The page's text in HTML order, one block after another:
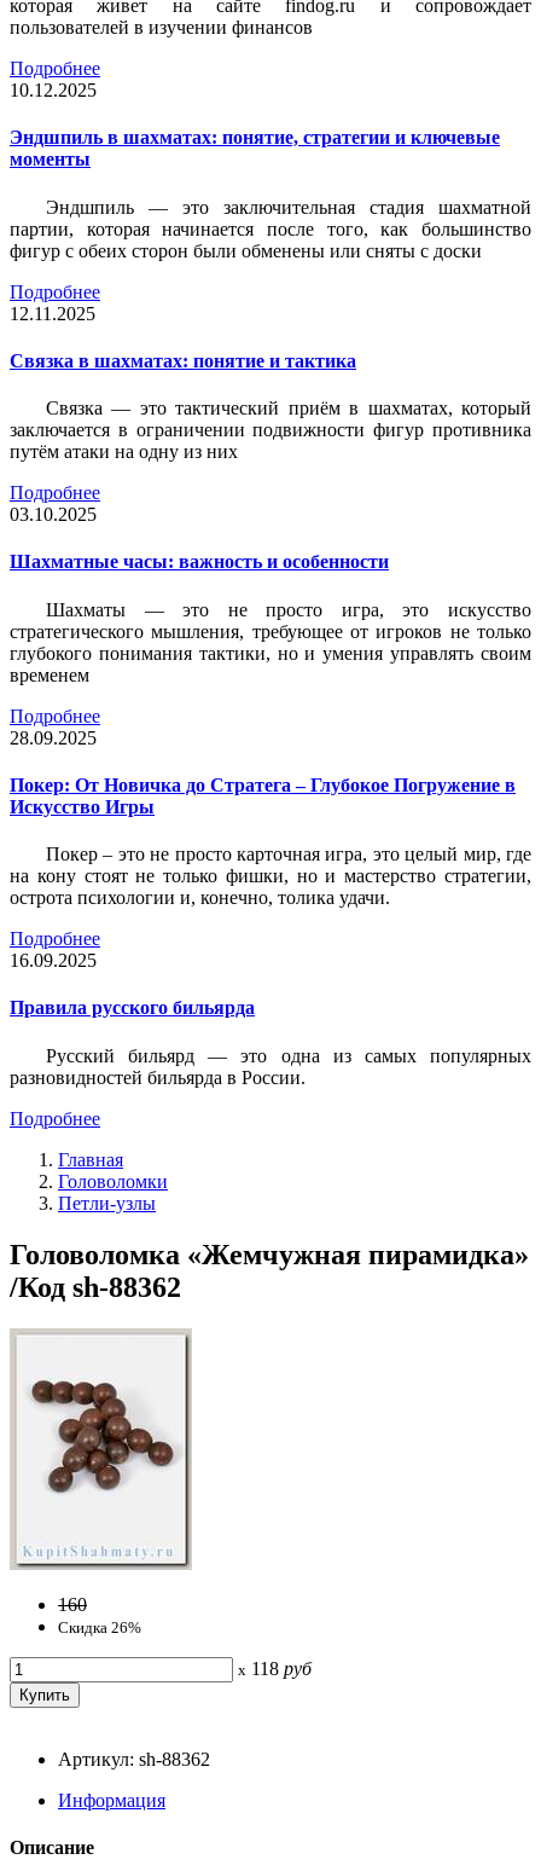
которая живет на сайте findog.ru и сопровождает
пользователей в изучении финансов
Подробнее
10.12.2025
Эндшпиль в шахматах: понятие, стратегии и ключевые
моменты
Эндшпиль — это заключительная стадия шахматной
партии, которая начинается после того, как большинство
фигур с обеих сторон были обменены или сняты с доски
Подробнее
12.11.2025
Связка в шахматах: понятие и тактика
Связка — это тактический приём в шахматах, который
заключается в ограничении подвижности фигур противника
путём атаки на одну из них
Подробнее
03.10.2025
Шахматные часы: важность и особенности
Шахматы — это не просто игра, это искусство
стратегического мышления, требующее от игроков не только
глубокого понимания тактики, но и умения управлять своим
временем
Подробнее
28.09.2025
Покер: От Новичка до Стратега – Глубокое Погружение в
Искусство Игры
Покер – это не просто карточная игра, это целый мир, где
на кону стоят не только фишки, но и мастерство стратегии,
острота психологии и, конечно, толика удачи.
Подробнее
16.09.2025
Правила русского бильярда
Русский бильярд — это одна из самых популярных
разновидностей бильярда в России.
Подробнее
Главная
Головоломки
Петли-узлы
Головоломка «Жемчужная пирамидка»
/Код sh-88362
160
Скидка 26%
x 118 руб
Артикул: sh-88362
Информация
Описание